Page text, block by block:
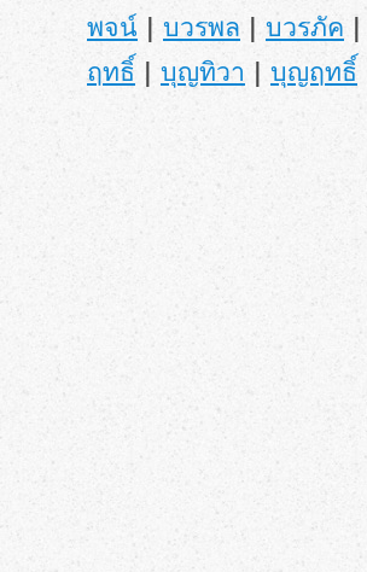
พจน์ | บวรพล| บวรภัค |
ฤทธิ์ | บุญทิวา | บุญฤทธิ์